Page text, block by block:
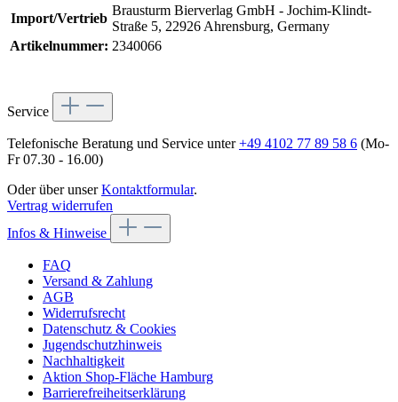
Import/Vertrieb
Brausturm Bierverlag GmbH - Jochim-Klindt-
Straße 5, 22926 Ahrensburg, Germany
Artikelnummer: 2340066
Service
Telefonische Beratung und Service unter+49 4102 77 89 58 6 (Mo-
Fr 07.30 - 16.00)
Oder über unserKontaktformular.
Vertrag widerrufen
Infos & Hinweise
FAQ
Versand & Zahlung
AGB
Widerrufsrecht
Datenschutz & Cookies
Jugendschutzhinweis
Nachhaltigkeit
Aktion Shop-Fläche Hamburg
Barrierefreiheitserklärung